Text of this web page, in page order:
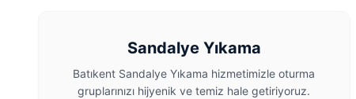
Sandalye Yıkama
Batıkent Sandalye Yıkama hizmetimizle oturma
gruplarınızı hijyenik ve temiz hale getiriyoruz.